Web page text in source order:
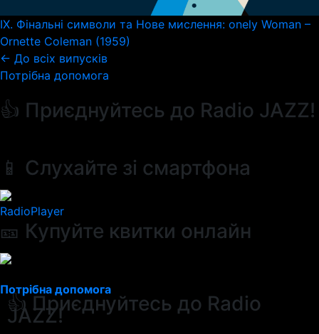
IX. Фінальні символи та Нове мислення: onely Woman –
Ornette Coleman (1959)
← До всіх випусків
Потрібна допомога
👍 Приєднуйтесь до Radio JAZZ!
📱 Слухайте зі смартфона
RadioPlayer
🎫 Купуйте квитки онлайн
Потрібна допомога
👍 Приєднуйтесь до Radio
JAZZ!